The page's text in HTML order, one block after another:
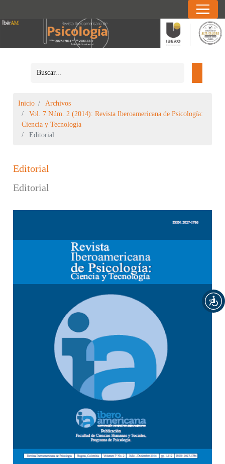
Inicio
Archivos
Vol. 7 Núm. 2 (2014): Revista Iberoamericana de Psicología:
Ciencia y Tecnología
Editorial
Editorial
Editorial